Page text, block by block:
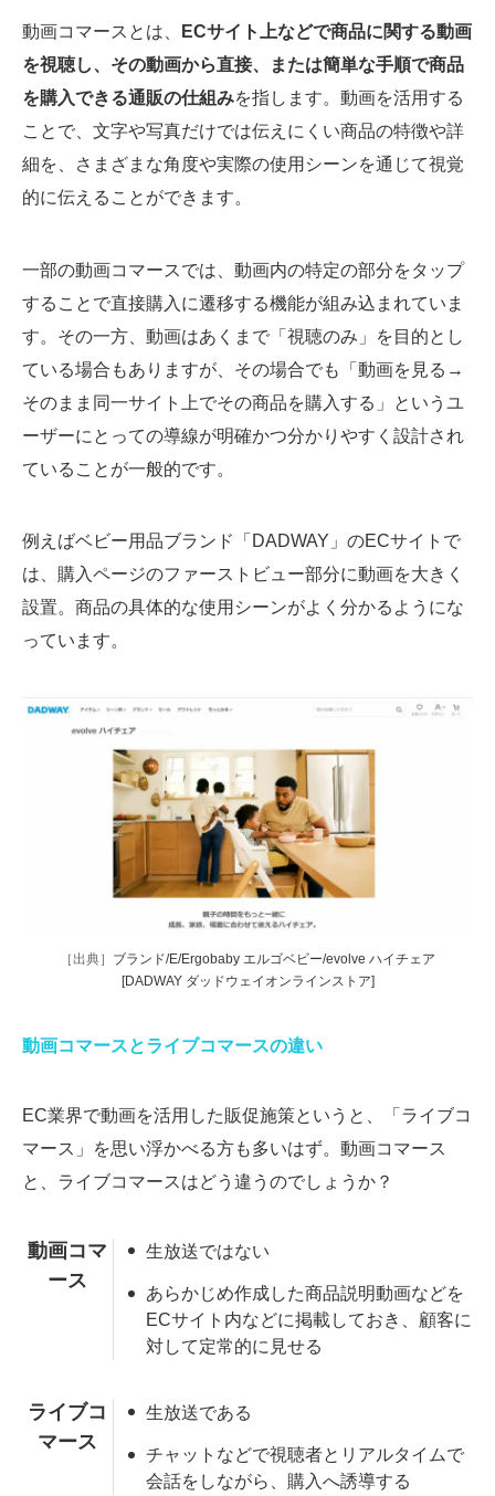
動画コマースとは、
ECサイト上などで商品に関する動画
を視聴し、その動画から直接、または簡単な手順で商品
を購入できる通販の仕組みを指します。動画を活用する
ことで、文字や写真だけでは伝えにくい商品の特徴や詳
細を、さまざまな角度や実際の使用シーンを通じて視覚
的に伝えることができます。
一部の動画コマースでは、動画内の特定の部分をタップ
することで直接購入に遷移する機能が組み込まれていま
す。その一方、動画はあくまで「視聴のみ」を目的とし
ている場合もありますが、その場合でも「動画を見る→
そのまま同一サイト上でその商品を購入する」というユ
ーザーにとっての導線が明確かつ分かりやすく設計され
ていることが一般的です。
例えばベビー用品ブランド「DADWAY」のECサイトで
は、購入ページのファーストビュー部分に動画を大きく
設置。商品の具体的な使用シーンがよく分かるようにな
っています。
［出典］ ブランド/E/Ergobaby エルゴベビー/evolve ハイチェア
[DADWAY ダッドウェイオンラインストア]
動画コマースとライブコマースの違い
EC業界で動画を活用した販促施策というと、「ライブコ
マース」を思い浮かべる方も多いはず。動画コマース
と、ライブコマースはどう違うのでしょうか？
動画コマ
ース
生放送ではない
あらかじめ作成した商品説明動画などを
ECサイト内などに掲載しておき、顧客に
対して定常的に見せる
ライブコ
マース
生放送である
チャットなどで視聴者とリアルタイムで
会話をしながら、購入へ誘導する